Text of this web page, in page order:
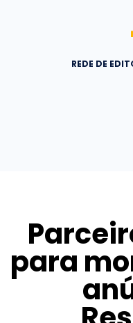
REDE DE
para